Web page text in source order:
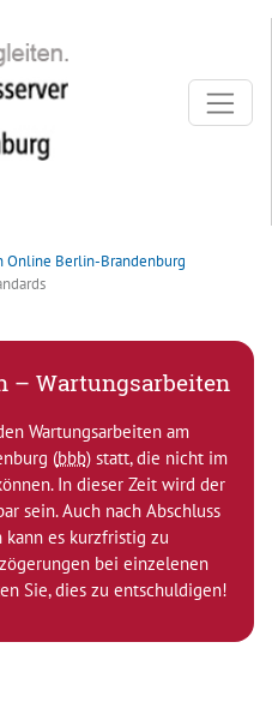
Online Berlin-Brandenburg
– Wartungsarbeiten
Wartungsarbeiten am
(bbb) statt, die nicht im
In dieser Zeit wird der
sein. Auch nach Abschluss
kann es kurzfristig zu
bei einzelenen
Sie, dies zu entschuldigen!